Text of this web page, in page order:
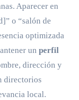
Aparecer en
o “salón de
optimizada
un perfil
dirección y
directorios
local.